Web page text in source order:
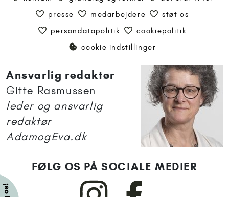
presse
medarbejdere
støt os
persondatapolitik
cookiepolitik
cookie indstillinger
Ansvarlig redaktør
Gitte Rasmussen
leder og ansvarlig
redaktør
AdamogEva.dk
FØLG OS PÅ SOCIALE MEDIER